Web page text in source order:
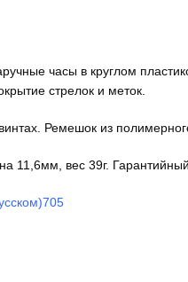
часы в круглом
стрелок и меток.
Ремешок из
вес 39г. Гарантийный